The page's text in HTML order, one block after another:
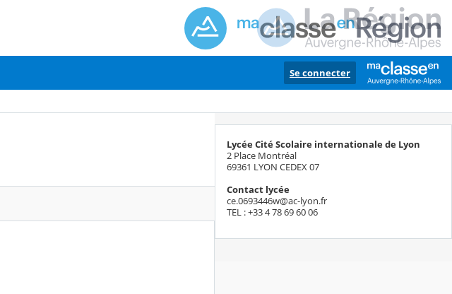
Se connecter
Lycée Cité Scolaire internationale de Lyon
2 Place Montréal
69361 LYON CEDEX 07
Contact lycée
ce.0693446w@ac-lyon.fr
TEL : +33 4 78 69 60 06